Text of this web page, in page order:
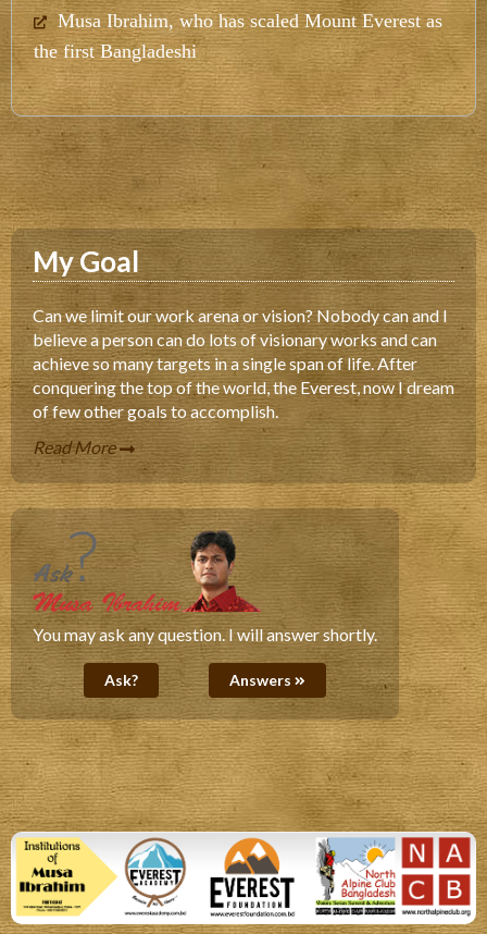
Musa Ibrahim, who has scaled Mount Everest as
the first Bangladeshi
My Goal
Can we limit our work arena or vision? Nobody can and I
believe a person can do lots of visionary works and can
achieve so many targets in a single span of life. After
conquering the top of the world, the Everest, now I dream
of few other goals to accomplish.
Read More
You may ask any question. I will answer shortly.
Ask? Answers